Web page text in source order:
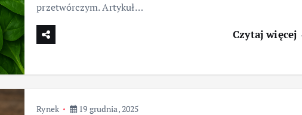
przetwórczym. Artykuł…
Czytaj więcej
Rynek 19 grudnia, 2025